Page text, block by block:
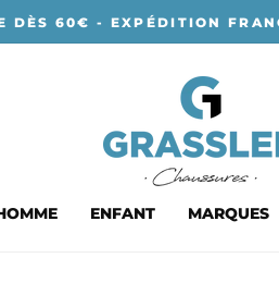
DÈS 60€ - EXPÉDITION
ENFANT MARQUES